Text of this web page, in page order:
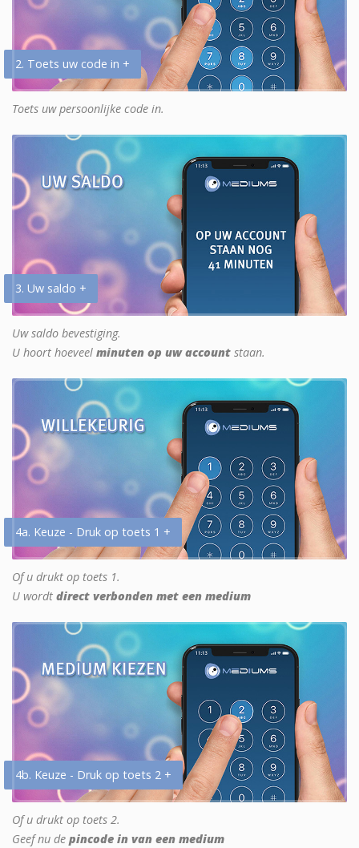
2. Toets uw code in +
Toets uw persoonlijke code in.
3. Uw saldo +
Uw saldo bevestiging.
U hoort hoeveel minuten op uw account staan.
4a. Keuze - Druk op toets 1 +
Of u drukt op toets 1.
U wordt direct verbonden met een medium
4b. Keuze - Druk op toets 2 +
Of u drukt op toets 2.
Geef nu de pincode in van een medium